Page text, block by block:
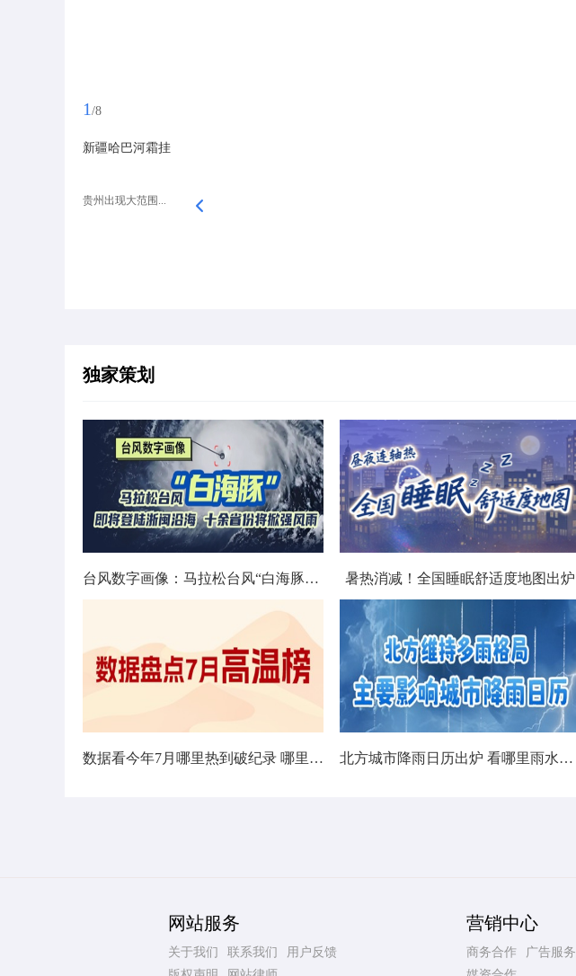
1 /8
新疆哈巴河霜挂
贵州出现大范围...
独家策划
台风数字画像：马拉松台风“白海豚”将影响十余省份 暑热消减！全国睡眠舒适度地图出炉
数据看今年7月哪里热到破纪录 哪里暑热连轴转 北方城市降雨日历出炉 看哪里雨水超长待机
网站服务
关于我们 联系我们
用户反馈
营销中心
商务合作
广告服务